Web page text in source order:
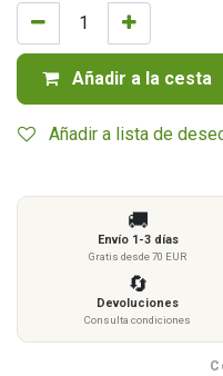
Añadir a la cesta
Añadir a lista de
🚚
Envío 1-3 días
Gratis desde 70 EUR
🔄
Devoluciones
Consulta condiciones